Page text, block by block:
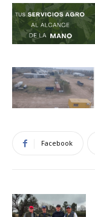
Facebook